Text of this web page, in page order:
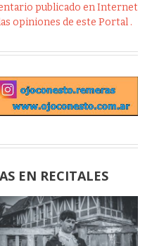
publicado en Internet
opiniones de este Portal .
EN RECITALES